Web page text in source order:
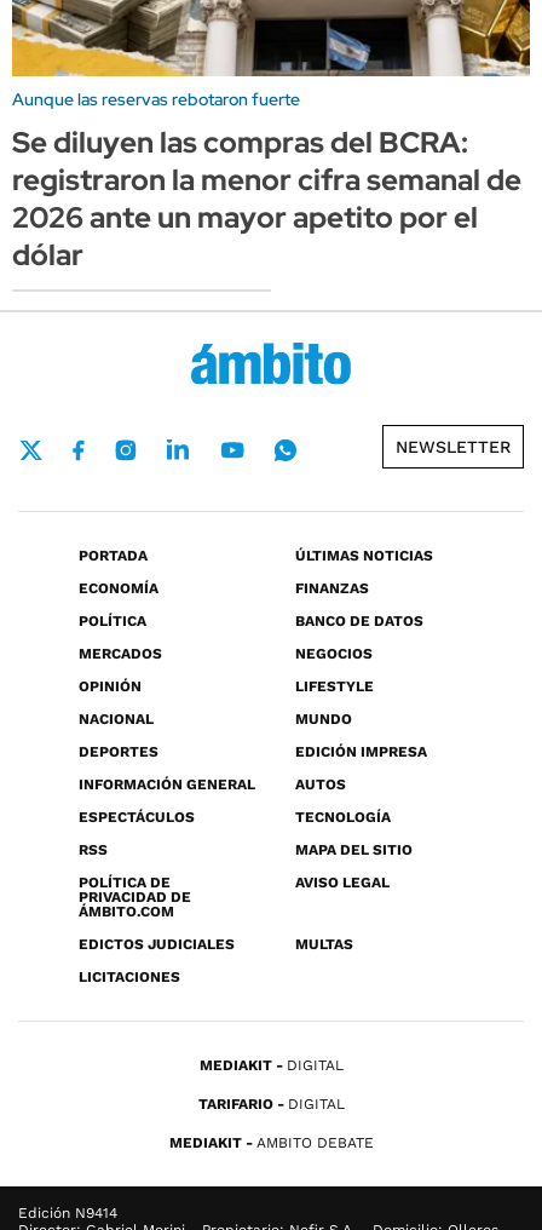
Aunque las reservas rebotaron fuerte
Se diluyen las compras del BCRA:
registraron la menor cifra semanal de
2026 ante un mayor apetito por el
dólar
NEWSLETTER
PORTADA
ÚLTIMAS NOTICIAS
ECONOMÍA
FINANZAS
POLÍTICA
BANCO DE DATOS
MERCADOS
NEGOCIOS
OPINIÓN
LIFESTYLE
NACIONAL
MUNDO
DEPORTES
EDICIÓN IMPRESA
INFORMACIÓN GENERAL
AUTOS
ESPECTÁCULOS
TECNOLOGÍA
RSS
MAPA DEL SITIO
POLÍTICA DE
PRIVACIDAD DE
ÁMBITO.COM
AVISO LEGAL
EDICTOS JUDICIALES
MULTAS
LICITACIONES
MEDIAKIT DIGITAL
TARIFARIO DIGITAL
MEDIAKIT AMBITO DEBATE
Edición N9414